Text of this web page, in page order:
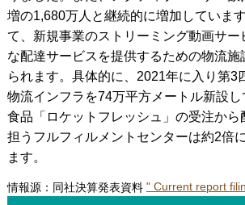
増の1,680万人と継続的に増加していま
て、新規事業のストリーミング動画サー
な配達サービスを提供するための物流施
られます。具体的に、2021年に入り第3
物流インフラを74万平方メートル新設
食品「ロケットフレッシュ」の受注から
担うフルフィルメントセンターは約2倍
ます。
情報源：同社決算発表資料 " Current report